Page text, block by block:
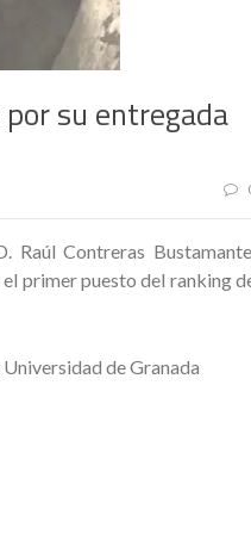
su entregada
Raúl Contreras
primer puesto del ranking
de Granada